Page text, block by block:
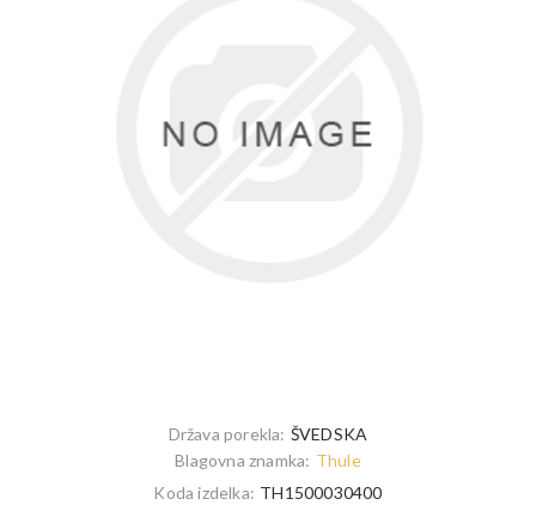
Država porekla: ŠVEDSKA
Blagovna znamka: Thule
Koda izdelka: TH1500030400